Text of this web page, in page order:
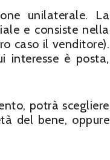
unilaterale. La
e consiste nella
caso il venditore).
interesse è posta,
potrà scegliere
del bene, oppure